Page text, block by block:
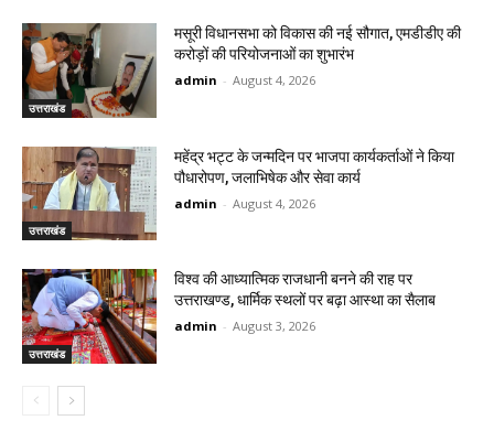
उत्तराखंड
मसूरी विधानसभा को विकास की नई सौगात, एमडीडीए की
करोड़ों की परियोजनाओं का शुभारंभ
admin - August 4, 2026
उत्तराखंड
महेंद्र भट्ट के जन्मदिन पर भाजपा कार्यकर्ताओं ने किया
पौधारोपण, जलाभिषेक और सेवा कार्य
admin - August 4, 2026
उत्तराखंड
विश्व की आध्यात्मिक राजधानी बनने की राह पर
उत्तराखण्ड, धार्मिक स्थलों पर बढ़ा आस्था का सैलाब
admin - August 3, 2026